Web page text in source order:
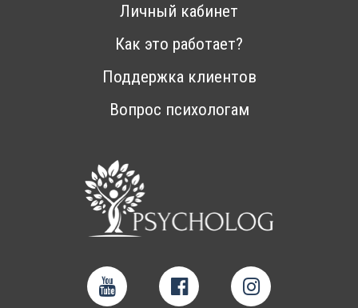
Личный кабинет
Как это работает?
Поддержка клиентов
Вопрос психологам